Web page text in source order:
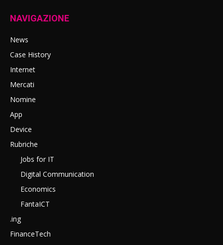
NAVIGAZIONE
News
Case History
Internet
Mercati
Nomine
App
Device
Rubriche
Jobs for IT
Digital Communication
Economics
FantaICT
.ing
FinanceTech